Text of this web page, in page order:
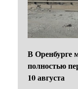
В Оренбурге
полностью
10 августа